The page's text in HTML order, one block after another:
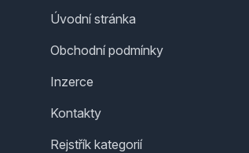
Úvodní stránka
Obchodní podmínky
Inzerce
Kontakty
Rejstřík kategorií